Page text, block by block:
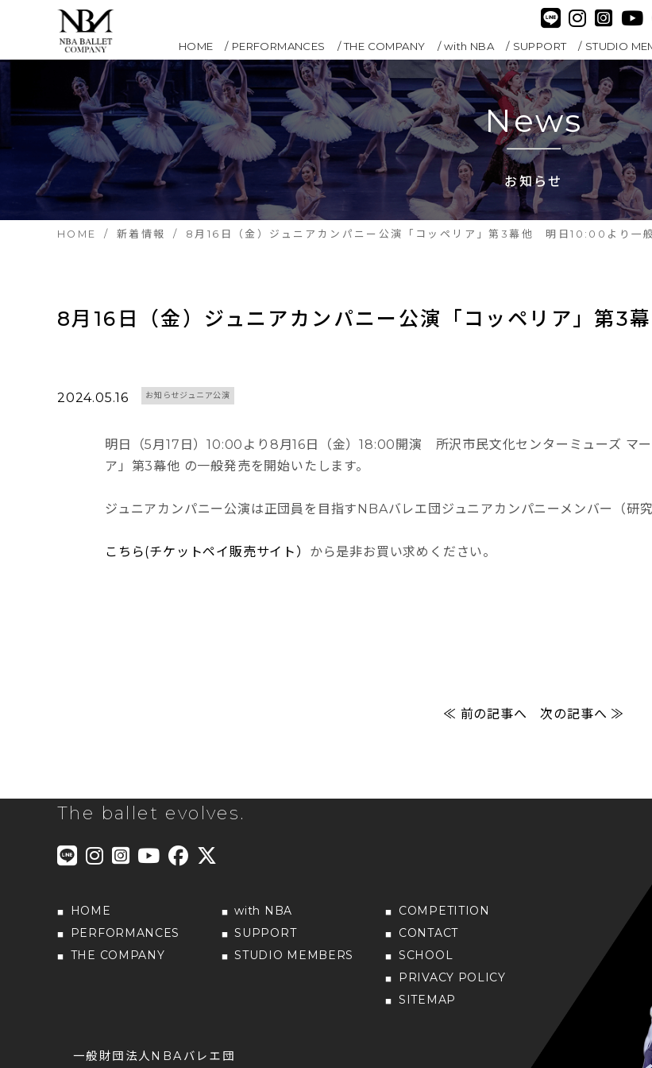
HOME PERFORMANCES THE COMPANY with NBA SUPPORT STUDIO
News
お知らせ
HOME 新着情報 8月16日（金）ジュニアカンパニー公演「コッペリア」第3幕他 明日10:00より一般
8月16日（金）ジュニアカンパニー公演「コッペリア」第3
2024.05.16 お知らせジュニア公演
明日（5月17日）10:00より8月16日（金）18:00開演 所沢市民文化センターミューズ マ
ア」第3幕他 の一般発売を開始いたします。
ジュニアカンパニー公演は正団員を目指すNBAバレエ団ジュニアカンパニーメンバー（研
こちら(チケットペイ販売サイト） から是非お買い求めください。
≪ 前の記事へ 次の記事へ ≫
The ballet evolves.
HOME
PERFORMANCES
THE COMPANY
with NBA
SUPPORT
STUDIO MEMBERS
COMPETITION
CONTACT
SCHOOL
PRIVACY POLICY
SITEMAP
一般財団法人NBAバレエ団